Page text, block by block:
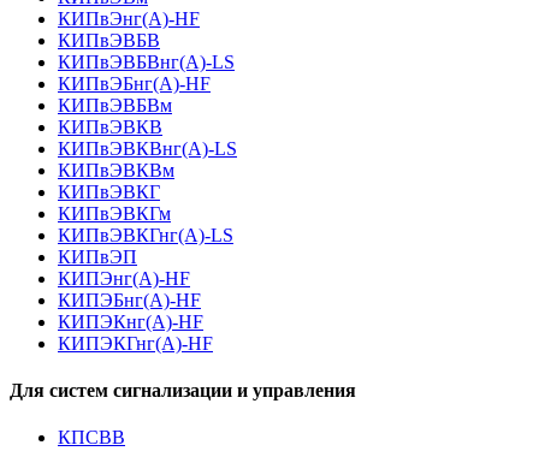
КИПвЭнг(А)-HF
КИПвЭВБВ
КИПвЭВБВнг(А)-LS
КИПвЭБнг(А)-HF
КИПвЭВБВм
КИПвЭВКВ
КИПвЭВКВнг(А)-LS
КИПвЭВКВм
КИПвЭВКГ
КИПвЭВКГм
КИПвЭВКГнг(А)-LS
КИПвЭП
КИПЭнг(А)-HF
КИПЭБнг(А)-HF
КИПЭКнг(А)-HF
КИПЭКГнг(А)-HF
Для систем сигнализации и управления
КПСВВ